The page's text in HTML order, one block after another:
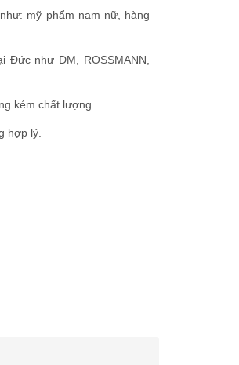
mỹ phẩm nam nữ, hàng
như DM, ROSSMANN,
kém chất lượng.
hợp lý.